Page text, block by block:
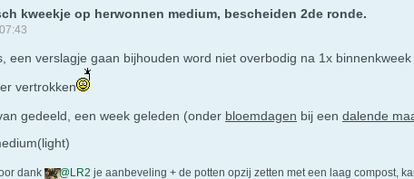
kweekje op herwonnen medium, bescheiden 2de ronde.
een verslagje gaan bijhouden word niet overbodig na 1x binnenkweek
vertrokken
gedeeld, een week geleden (onder bloemdagen bij een dalende
dank LR2 je aanbeveling + de potten opzij zetten met een laag compost,